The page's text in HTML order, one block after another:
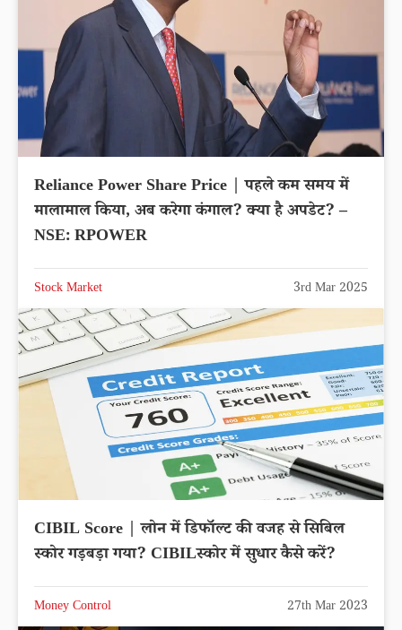
Reliance Power Share Price | पहले कम समय में
मालामाल किया, अब करेगा कंगाल? क्या है अपडेट? –
NSE: RPOWER
Stock Market 3rd Mar 2025
CIBIL Score | लोन में डिफॉल्ट की वजह से सिबिल
स्कोर गड़बड़ा गया? CIBILस्कोर में सुधार कैसे करें?
Money Control 27th Mar 2023